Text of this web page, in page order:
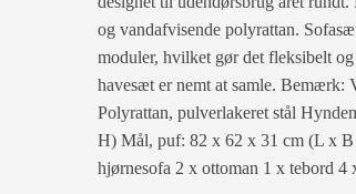
og vandafvisende polyrattan.
moduler, hvilket gør det fleksibelt
havesæt er nemt at samle. Bemærk:
Polyrattan, pulverlakeret stål
H) Mål, puf: 82 x 62 x 31 cm (L x
hjørnesofa 2 x ottoman 1 x tebord